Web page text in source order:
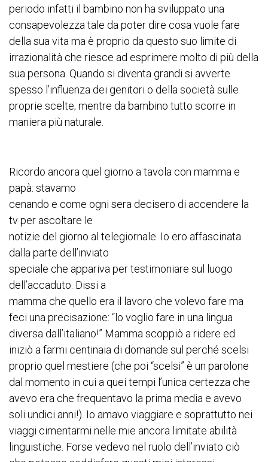
periodo infatti il bambino non ha sviluppato una
consapevolezza tale da poter dire cosa vuole fare
della sua vita ma è proprio da questo suo limite di
irrazionalità che riesce ad esprimere molto di più della
sua persona. Quando si diventa grandi si avverte
spesso l’influenza dei genitori o della società sulle
proprie scelte; mentre da bambino tutto scorre in
maniera più naturale.
Ricordo ancora quel giorno a tavola con mamma e
papà: stavamo
cenando e come ogni sera decisero di accendere la
tv per ascoltare le
notizie del giorno al telegiornale. Io ero affascinata
dalla parte dell’inviato
speciale che appariva per testimoniare sul luogo
dell’accaduto. Dissi a
mamma che quello era il lavoro che volevo fare ma
feci una precisazione: “lo voglio fare in una lingua
diversa dall’italiano!” Mamma scoppiò a ridere ed
iniziò a farmi centinaia di domande sul perché scelsi
proprio quel mestiere (che poi “scelsi” è un parolone
dal momento in cui a quei tempi l’unica certezza che
avevo era che frequentavo la prima media e avevo
soli undici anni!). Io amavo viaggiare e soprattutto nei
viaggi cimentarmi nelle mie ancora limitate abilità
linguistiche. Forse vedevo nel ruolo dell’inviato ciò